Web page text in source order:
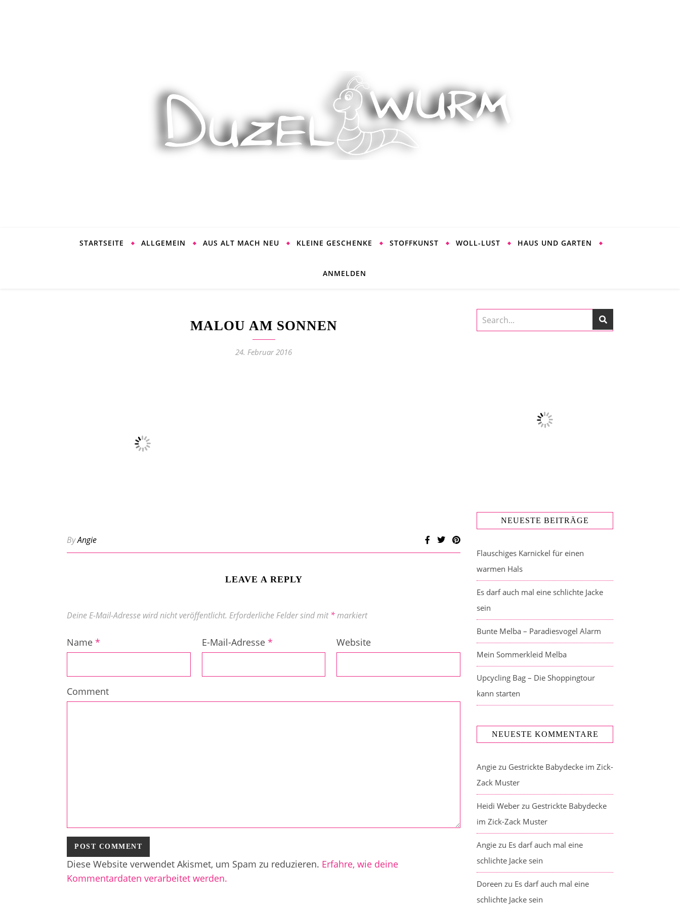
STARTSEITE ALLGEMEIN AUS ALT MACH NEU KLEINE GESCHENKE STOFFKUNST WOLL-LUST HAUS UND GARTEN
ANMELDEN
MALOU AM SONNEN
24. Februar 2016
ByAngie
LEAVE A REPLY
Deine E-Mail-Adresse wird nicht veröffentlicht. Erforderliche Felder sind mit*markiert
Name * E-Mail-Adresse * Website
Comment
Diese Website verwendet Akismet, um Spam zu reduzieren. Erfahre, wie deine
Kommentardaten verarbeitet werden.
NEUESTE BEITRÄGE
Flauschiges Karnickel für einen
warmen Hals
Es darf auch mal eine schlichte Jacke
sein
Bunte Melba – Paradiesvogel Alarm
Mein Sommerkleid Melba
Upcycling Bag – Die Shoppingtour
kann starten
NEUESTE KOMMENTARE
Angie zu Gestrickte Babydecke im Zick-
Zack Muster
Heidi Weber zu Gestrickte Babydecke
im Zick-Zack Muster
Angie zu Es darf auch mal eine
schlichte Jacke sein
Doreen zu Es darf auch mal eine
schlichte Jacke sein